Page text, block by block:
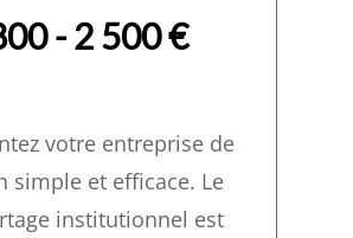
- 2 500 €
votre entreprise de
simple et efficace. Le
institutionnel est